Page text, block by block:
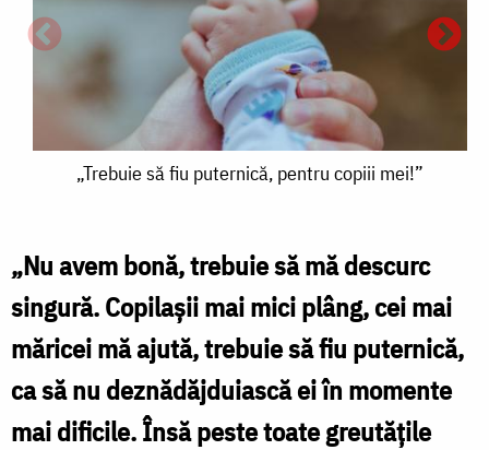
„Trebuie
puternică,
pentru
copiii
mei!”
„Trebuie să fiu puternică, pentru copiii mei!”
„Nu avem bonă, trebuie să mă descurc
singură. Copilașii mai mici plâng, cei mai
măricei mă ajută, trebuie să fiu puternică,
ca să nu deznădăjduiască ei în momente
mai dificile. Însă peste toate greutățile